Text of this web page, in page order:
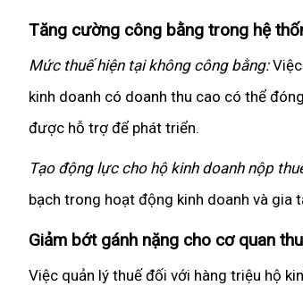
Tăng cường công bằng trong hệ
Mức thuế hiện tại không công bằng:Việc
kinh doanh có doanh thu cao có thể
được hỗ trợ để phát triển.
Tạo động lực cho hộ kinh doanh nộp
bạch trong hoạt động kinh doanh và gia
Giảm bớt gánh nặng cho cơ quan
Việc quản lý thuế đối với hàng triệu hộ